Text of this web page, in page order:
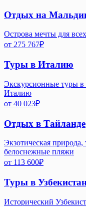
Отдых на
Острова мечты для
от 275 767₽
Туры в Италию
Экскурсионные туры
Италию
от 40 023₽
Отдых в Тайланде
Экзотическая природа,
белоснежные пляжи
от 113 600₽
Туры в
Исторический